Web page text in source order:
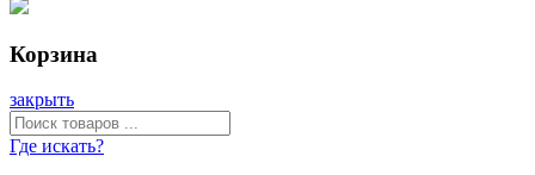
Корзина
закрыть
Где искать?